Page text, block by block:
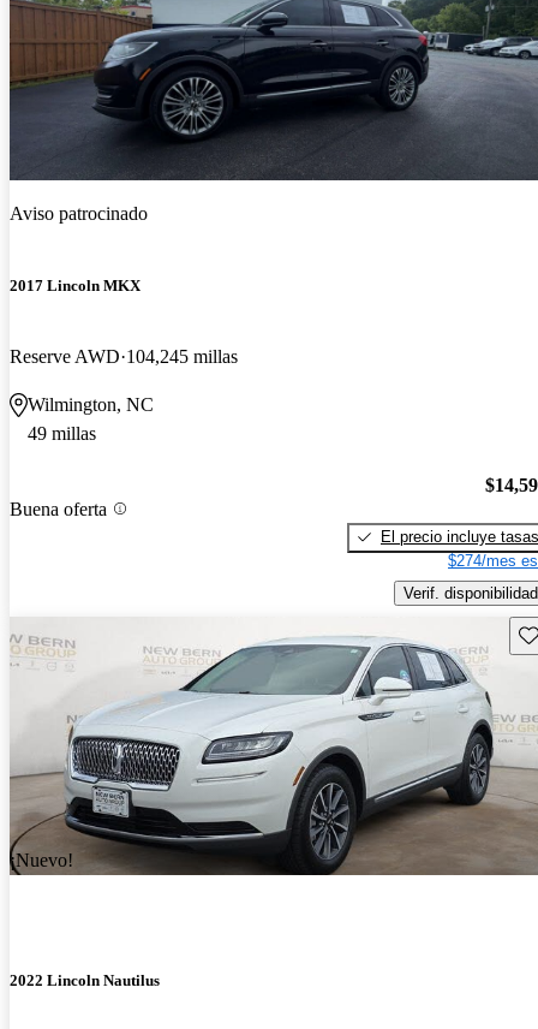
Aviso patrocinado
2017 Lincoln MKX
Reserve AWD 104,245 millas
Wilmington, NC
49 millas
Buena oferta
El precio incluye tasas
$274/mes
Verif. disponibilidad
¡Nuevo!
2022 Lincoln Nautilus